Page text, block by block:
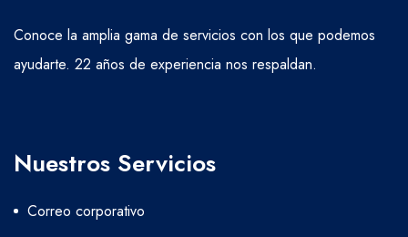
Conoce la amplia gama de servicios con los que podemos
ayudarte. 22 años de experiencia nos respaldan.
Nuestros Servicios
Correo corporativo